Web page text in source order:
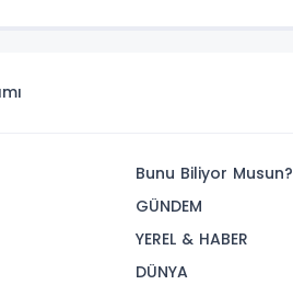
Bunu Biliyor Musun?
GÜNDEM
YEREL & HABER
DÜNYA